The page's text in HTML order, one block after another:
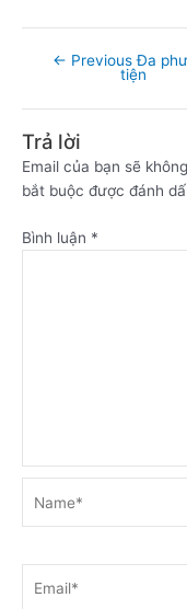
← Previous Đa
tiện
Trả lời
Email của bạn sẽ
bắt buộc được đánh
Bình luận *